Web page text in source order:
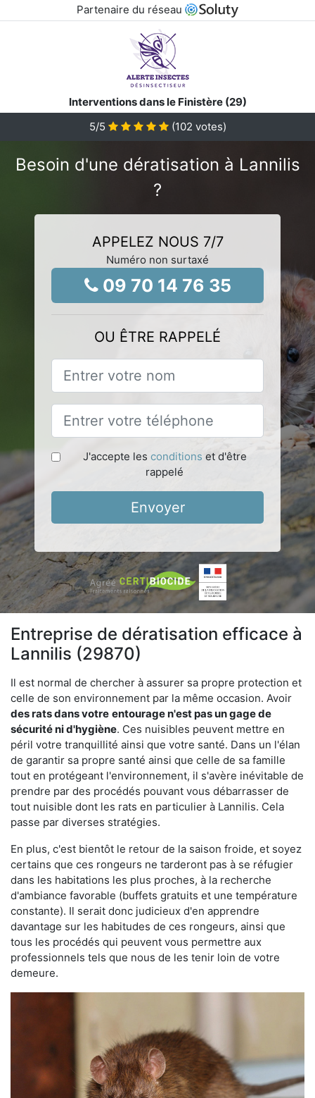
Partenaire du réseau
Interventions dans le Finistère (29)
5/5 (102 votes)
Besoin d'une dératisation à Lannilis
?
APPELEZ NOUS 7/7
Numéro non surtaxé
09 70 14 76 35
OU ÊTRE RAPPELÉ
J'accepte les conditions et d'être
rappelé
Envoyer
Entreprise de dératisation efficace à
Lannilis (29870)
Il est normal de chercher à assurer sa propre protection et
celle de son environnement par la même occasion. Avoir
des rats dans votre entourage n'est pas un gage de
sécurité ni d'hygiène. Ces nuisibles peuvent mettre en
péril votre tranquillité ainsi que votre santé. Dans un l'élan
de garantir sa propre santé ainsi que celle de sa famille
tout en protégeant l'environnement, il s'avère inévitable de
prendre par des procédés pouvant vous débarrasser de
tout nuisible dont les rats en particulier à Lannilis. Cela
passe par diverses stratégies.
En plus, c'est bientôt le retour de la saison froide, et soyez
certains que ces rongeurs ne tarderont pas à se réfugier
dans les habitations les plus proches, à la recherche
d'ambiance favorable (buffets gratuits et une température
constante). Il serait donc judicieux d'en apprendre
davantage sur les habitudes de ces rongeurs, ainsi que
tous les procédés qui peuvent vous permettre aux
professionnels tels que nous de les tenir loin de votre
demeure.